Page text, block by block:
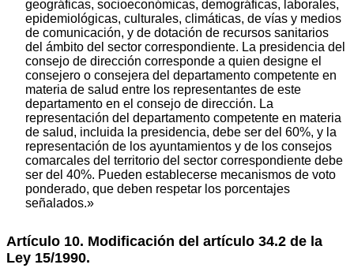
geográficas, socioeconómicas, demográficas, laborales,
epidemiológicas, culturales, climáticas, de vías y medios
de comunicación, y de dotación de recursos sanitarios
del ámbito del sector correspondiente. La presidencia del
consejo de dirección corresponde a quien designe el
consejero o consejera del departamento competente en
materia de salud entre los representantes de este
departamento en el consejo de dirección. La
representación del departamento competente en materia
de salud, incluida la presidencia, debe ser del 60%, y la
representación de los ayuntamientos y de los consejos
comarcales del territorio del sector correspondiente debe
ser del 40%. Pueden establecerse mecanismos de voto
ponderado, que deben respetar los porcentajes
señalados.»
Artículo 10. Modificación del artículo 34.2 de la
Ley 15/1990.